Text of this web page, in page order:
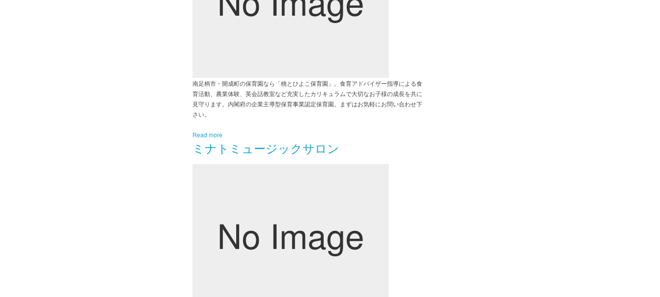
南足柄市・開成町の保育園なら「桃とひよこ保育園」。食育アドバイザー指導による食
育活動、農業体験、英会話教室など充実したカリキュラムで大切なお子様の成長を共に
見守ります。内閣府の企業主導型保育事業認定保育園。まずはお気軽にお問い合わせ下
さい。
Read more
ミナトミュージックサロン